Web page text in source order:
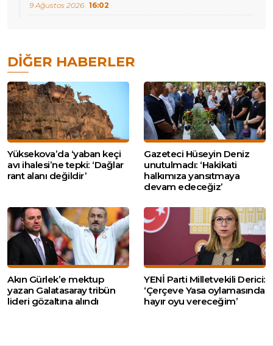
9 Ağustos 2026 16:02
DIĞER HABERLER
Yüksekova’da ‘yaban keçi
avı ihalesi’ne tepki: ‘Dağlar
rant alanı değildir’
Gazeteci Hüseyin Deniz
unutulmadı: ‘Hakikati
halkımıza yansıtmaya
devam edeceğiz’
Akın Gürlek’e mektup
yazan Galatasaray tribün
lideri gözaltına alındı
YENİ Parti Milletvekili Derici:
‘Çerçeve Yasa oylamasında
hayır oyu vereceğim’